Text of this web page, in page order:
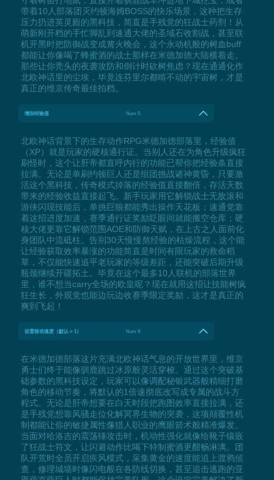
带着10人部落团灭约顿海姆BOSS的快乐场景，这种把生存
压力扔进英灵殿的黑科技，简直是手残党的狂战士药剂！从
萌新刚开档的手忙脚乱到速通大佬的圣域石收割战，甚至联
机开黑时把防御战变成篝火晚会，这个永动机般的树血buff
都能让你像喝了蜂蜜酒的战士那样在米德加德大陆横着走。
那些让你秃头的夜袭攻防和倒计时砍树焦虑？现在通通化作
北欧神话里的尘埃，毕竟连芬里尔都啃不动的宇宙树，才是
真正的维京传奇最佳拍档。
增加经验值 Num 5
北欧神话背景下的生存动作RPG米德加德部落里，经验值
（XP）就是玩家的硬核通行证。当别人还在为角色升级疯狂
刷怪时，这个让肝帝都直呼内行的功能已帮你把经验条直接
拉满。无论是单刷约顿巨人还是组团挑战诸神黄昏，只要激
活这个黑科技，传奇模式掉落的经验值直接翻倍，存活天数
带来的经验收益直接起飞。新手玩家用它解锁战士无敌滚和
游侠闪现技能后，单挑巨狼都能秀出操作天花板；速通党靠
着这招进度加速，赛季通行证奖励眨眼间就能搬空仓库；硬
核大佬更靠它解锁范围AOE和防御天赋，在上古之人面前化
身团队中流砥柱。告别30天慢慢熬经验的枯燥流程，这个能
让经验获取效率暴涨的功能简直是时间有限玩家的救命稻
草，不仅能快速追平老玩家的等级差距，还能突破后期升级
瓶颈继续开疆拓土。毕竟在这个最多10人联机的部落世界
里，谁不想当carry全场的欧皇呢？现在就用这招让技能树疯
狂生长，外观党也能边玩边收赛季限定奖励，这才是真正的
爽到飞起！
设置移动速度（默认 = 1） Num 9
在米德加德部落这片充满北欧神话气息的开放世界里，维京
勇士们终于能像驯鹿跳过冰原般灵活穿梭。通过这个突破基
础参数的黑科技设定，玩家可以像调配秘银武器般精细打磨
角色的移动节奏，将默认的1倍速彻底改写成专属的战斗方
程式。无论是肝帝想要在白天时段把跑图效率直接拉满，还
是手残党想靠风骚走位化解冥界生物的突袭，这项颠覆性机
制都能让你的敏捷属性像猎人职业的鹰眼箭术般精准爆发。
当面对哈洛吉的震荡锤攻击时，机动性强化就像给靴子镶嵌
了狂战士符文，让闪避动作比喝下特制蜜酒更酣畅淋漓。团
队开荒时全员开启疾风模式，采集黄金的速度能追上渡鸦侦
查，修理城墙时像闪电般在各防线切换，甚至追击逃跑的亚